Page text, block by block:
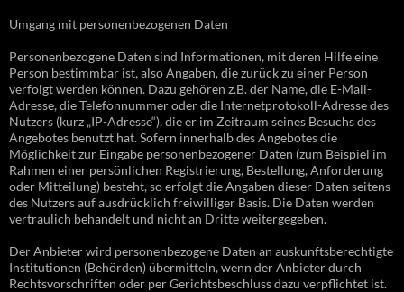
Umgang mit personenbezogenen Daten
Personenbezogene Daten sind Informationen, mit deren Hilfe eine
Person bestimmbar ist, also Angaben, die zurück zu einer Person
verfolgt werden können. Dazu gehören z.B. der Name, die E-Mail-
Adresse, die Telefonnummer oder die Internetprotokoll-Adresse des
Nutzers (kurz „IP-Adresse“), die er im Zeitraum seines Besuchs des
Angebotes benutzt hat. Sofern innerhalb des Angebotes die
Möglichkeit zur Eingabe personenbezogener Daten (zum Beispiel im
Rahmen einer persönlichen Registrierung, Bestellung, Anforderung
oder Mitteilung) besteht, so erfolgt die Angaben dieser Daten seitens
des Nutzers auf ausdrücklich freiwilliger Basis. Die Daten werden
vertraulich behandelt und nicht an Dritte weitergegeben.
Der Anbieter wird personenbezogene Daten an auskunftsberechtigte
Institutionen (Behörden) übermitteln, wenn der Anbieter durch
Rechtsvorschriften oder per Gerichtsbeschluss dazu verpflichtet ist.